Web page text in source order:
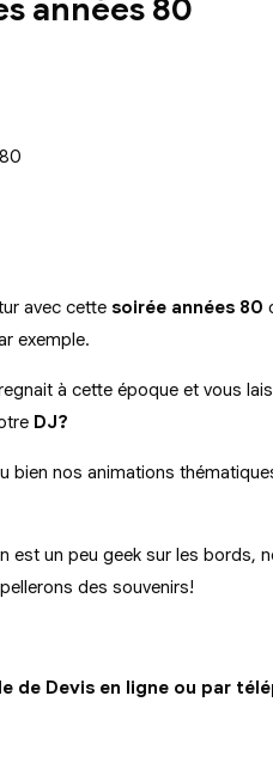
années 80
avec cette soirée années 80
exemple.
à cette époque et vous
DJ?
bien nos animations
est un peu geek sur les bords,
des souvenirs!
de Devis en ligne ou par